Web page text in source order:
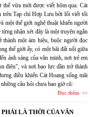
thể vừa mới được viết hôm qua. Cát
trên Tạp chí Hợp Lưu bởi lối viết tối
một thế giới nghệ thuật khiến người
nhận xét đây là một truyện ngắn
một ám hiệu, buộc người đọc
thế giới ấy, có một bãi đất nổi giữa
ánh sáng của văn minh, nơi trẻ em
điên", và nơi bạo lực dần trở thành
điều khiến Cát Hoang sống mãi
câu hỏi chưa bao giờ cũ:
Đọc thêm
LÀ THỜI CỦA VĂN